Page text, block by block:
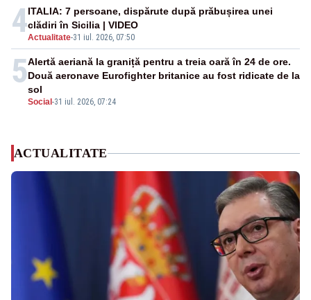
4Actualitate-31 iul. 2026, 07:50
ITALIA: 7 persoane, dispărute după prăbușirea unei
clădiri în Sicilia | VIDEO
5
Social -31 iul. 2026, 07:24
Alertă aeriană la graniță pentru a treia oară în 24 de ore.
Două aeronave Eurofighter britanice au fost ridicate de la
sol
ACTUALITATE